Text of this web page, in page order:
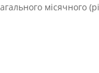
місячного